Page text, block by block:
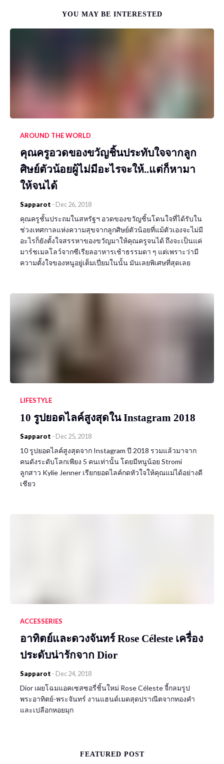
YOU MAY BE INTERESTED
AROUND THE WORLD
คุณครูอวดของขวัญชิ้นประทับใจจากลูก
ศิษย์ตัวน้อยผู้ไม่มีอะไรจะให้..แต่ก็หามา
ให้จนได้
Sapparot - Dec 26, 2018
คุณครูชั้นประถมในสหรัฐฯ อวดของขวัญชิ้นโดนใจที่ได้รับใน
ช่วงเทศกาลแห่งความสุขจากลูกศิษย์ตัวน้อยที่แม้ตัวเองจะไม่มี
อะไรก็ยังตั้งใจสรรหาของขวัญมาให้คุณครูจนได้ ถึงจะเป็นแค่
มาร์ชเมลโลว์จากซีเรียลอาหารเช้าธรรมดา ๆ แต่เพราะว่ามี
ความตั้งใจของหนูอยู่เต็มเปี่ยมในนั้น มันเลยพิเศษที่สุดเลย
LIFESTYLE
10 รูปยอดไลค์สูงสุดใน Instagram 2018
Sapparot - Dec 25, 2018
10 รูปยอดไลค์สูงสุดจาก Instagram ปี 2018 รวมแล้วมาจาก
คนดังระดับโลกเพียง 5 คนเท่านั้น โดยมีหนูน้อย Stromi
ลูกสาว Kylie Jenner เรียกยอดไลค์กดหัวใจให้คุณแม่ได้อย่างดี
เชียว
ACCESSERIES
อาทิตย์และดวงจันทร์ Rose Céleste เครื่อง
ประดับน่ารักจาก Dior
Sapparot - Dec 24, 2018
Dior เผยโฉมแอคเซสซอรี่ชิ้นใหม่ Rose Céleste จี้กลมรูป
พระอาทิตย์-พระจันทร์ งานแฮนด์เมดสุดปราณีตจากทองคำ
และเปลือกหอยมุก
FEATURED POST